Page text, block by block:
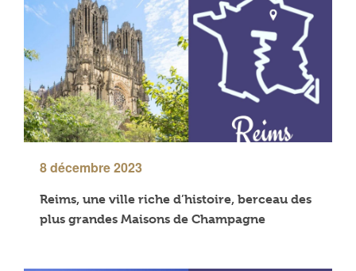
8 décembre 2023
Reims, une ville riche d’histoire, berceau des
plus grandes Maisons de Champagne